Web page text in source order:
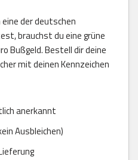
der deutschen
brauchst du eine grüne
Bußgeld. Bestell dir deine
mit deinen Kennzeichen
anerkannt
Ausbleichen)